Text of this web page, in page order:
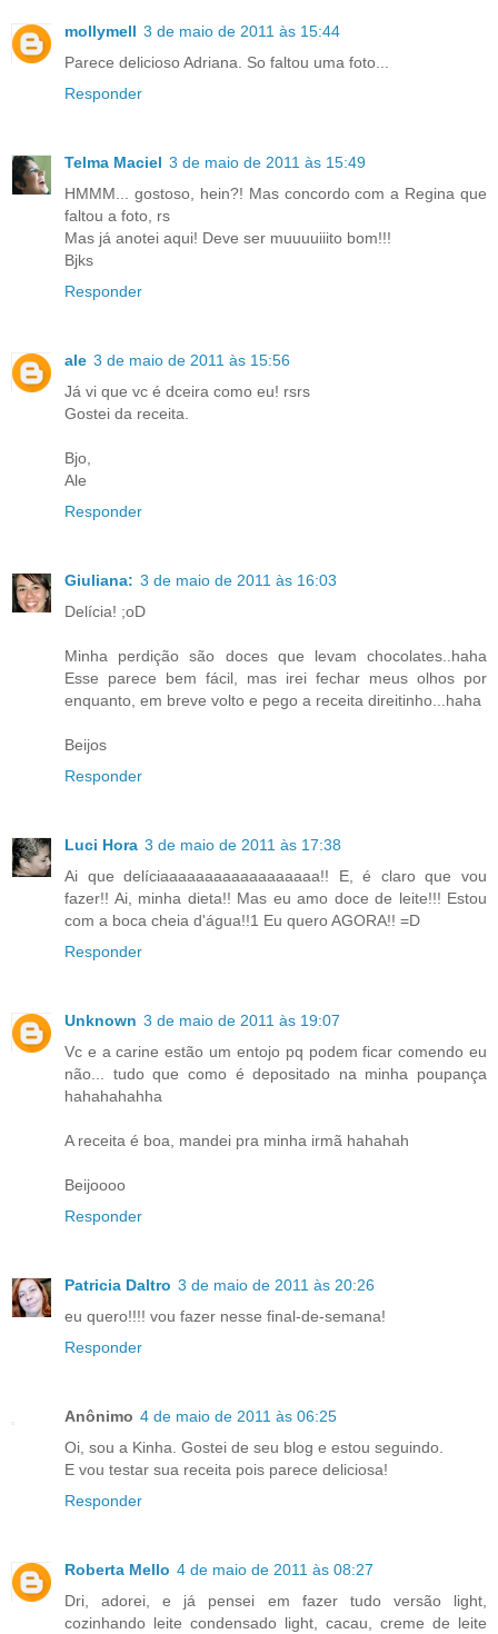
mollymell 3 de maio de 2011 às 15:44
Parece delicioso Adriana. So faltou uma foto...
Responder
Telma Maciel 3 de maio de 2011 às 15:49
HMMM... gostoso, hein?! Mas concordo com a Regina que
faltou a foto, rs
Mas já anotei aqui! Deve ser muuuuiiito bom!!!
Bjks
Responder
ale 3 de maio de 2011 às 15:56
Já vi que vc é dceira como eu! rsrs
Gostei da receita.
Bjo,
Ale
Responder
Giuliana: 3 de maio de 2011 às 16:03
Delícia! ;oD
Minha perdição são doces que levam chocolates..haha
Esse parece bem fácil, mas irei fechar meus olhos por
enquanto, em breve volto e pego a receita direitinho...haha
Beijos
Responder
Luci Hora 3 de maio de 2011 às 17:38
Ai que delíciaaaaaaaaaaaaaaaaaa!! E, é claro que vou
fazer!! Ai, minha dieta!! Mas eu amo doce de leite!!! Estou
com a boca cheia d'água!!1 Eu quero AGORA!! =D
Responder
Unknown 3 de maio de 2011 às 19:07
Vc e a carine estão um entojo pq podem ficar comendo eu
não... tudo que como é depositado na minha poupança
hahahahahha
A receita é boa, mandei pra minha irmã hahahah
Beijoooo
Responder
Patricia Daltro 3 de maio de 2011 às 20:26
eu quero!!!! vou fazer nesse final-de-semana!
Responder
Anônimo 4 de maio de 2011 às 06:25
Oi, sou a Kinha. Gostei de seu blog e estou seguindo.
E vou testar sua receita pois parece deliciosa!
Responder
Roberta Mello 4 de maio de 2011 às 08:27
Dri, adorei, e já pensei em fazer tudo versão light,
cozinhando leite condensado light, cacau, creme de leite